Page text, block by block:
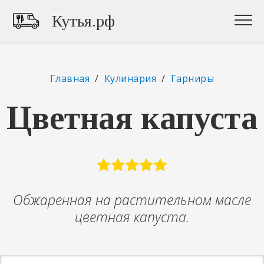
Кутья.рф
Главная / Кулинария / Гарниры
Цветная капуста
Обжаренная на растительном масле
цветная капуста.